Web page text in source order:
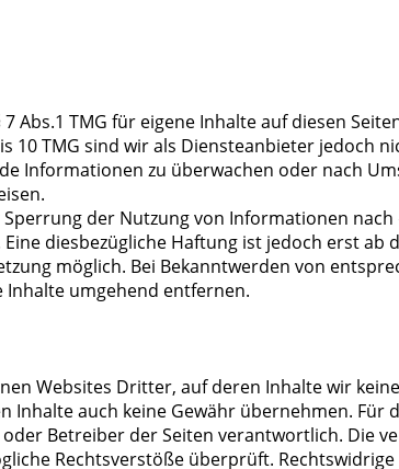
Abs.1 TMG für eigene Inhalte auf diesen
10 TMG sind wir als Diensteanbieter jedoch
Informationen zu überwachen oder nach
der Nutzung von Informationen
diesbezügliche Haftung ist jedoch erst ab
möglich. Bei Bekanntwerden von
Inhalte umgehend entfernen.
Websites Dritter, auf deren Inhalte wir
Inhalte auch keine Gewähr übernehmen. Für
Betreiber der Seiten verantwortlich. Die
Rechtsverstöße überprüft.